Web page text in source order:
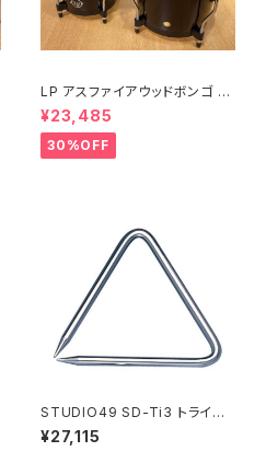
LP アスファイアウッドボンゴ LP
A601-DW (ダークウッド)
¥23,485
30%OFF
STUDIO49 SD-Ti3 トライア
ングル
¥27,115